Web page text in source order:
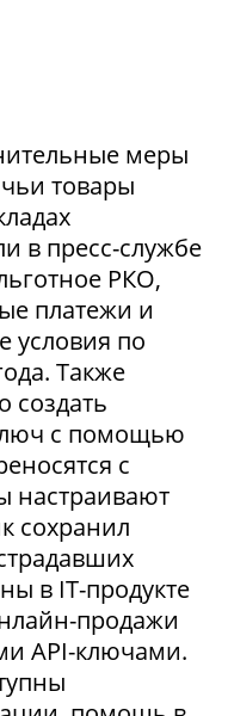
меры
товары
в пресс-службе
РКО,
платежи и
условия по
Также
создать
с помощью
с
настраивают
сохранил
в IT-продукте
продажи
API-ключами.